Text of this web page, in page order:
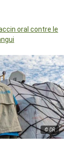
oral contre le
© DR